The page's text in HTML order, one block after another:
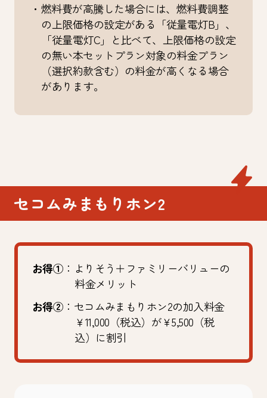
・燃料費が高騰した場合には、燃料費調整
の上限価格の設定がある「従量電灯B」、
「従量電灯C」と比べて、上限価格の設定
の無い本セットプラン対象の料金プラン
（選択約款含む）の料金が高くなる場合
があります。
セコムみまもりホン2
お得① ：よりそう＋ファミリーバリューの
料金メリット
お得② ：セコムみまもりホン2の加入料金
￥11,000（税込）が￥5,500（税
込）に割引